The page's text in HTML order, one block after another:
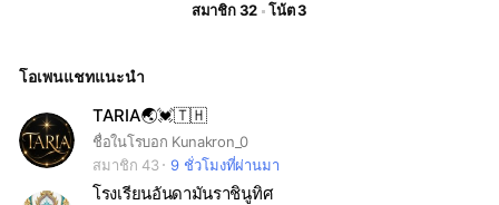
สมาชิก 32 โน้ต 3
โอเพนแชทแนะนำ
TARIA🌏💓🇹🇭
ชื่อในโรบอก Kunakron_0
สมาชิก 43
9 ชั่วโมงที่ผ่านมา
โรงเรียนอันดามันราชินูทิศ